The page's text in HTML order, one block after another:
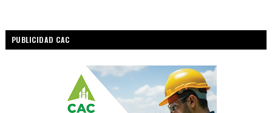
PUBLICIDAD CAC